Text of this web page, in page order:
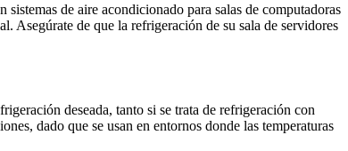
de aire acondicionado para salas de computadoras
Asegúrate de que la refrigeración de su sala de servidores
deseada, tanto si se trata de refrigeración con
dado que se usan en entornos donde las temperaturas